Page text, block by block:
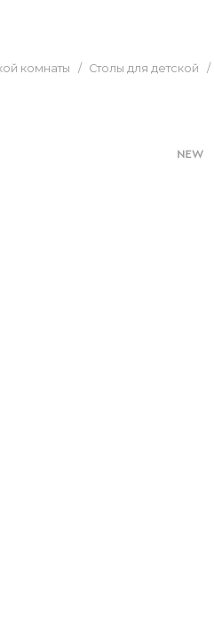
комнаты / Столы для детской /